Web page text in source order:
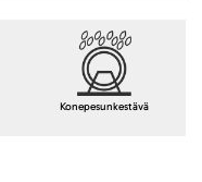
Konepesunkestävä